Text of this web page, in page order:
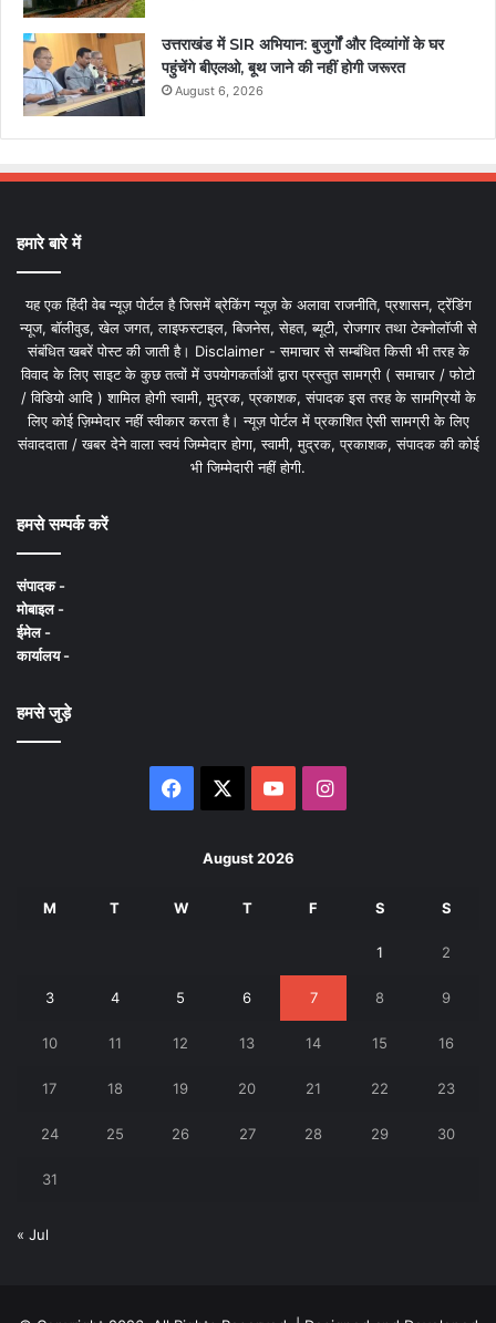
उत्तराखंड में SIR अभियान: बुजुर्गों और दिव्यांगों के घर
पहुंचेंगे बीएलओ, बूथ जाने की नहीं होगी जरूरत
August 6, 2026
हमारे बारे में
यह एक हिंदी वेब न्यूज़ पोर्टल है जिसमें ब्रेकिंग न्यूज़ के अलावा राजनीति, प्रशासन, ट्रेंडिंग
न्यूज, बॉलीवुड, खेल जगत, लाइफस्टाइल, बिजनेस, सेहत, ब्यूटी, रोजगार तथा टेक्नोलॉजी से
संबंधित खबरें पोस्ट की जाती है। Disclaimer - समाचार से सम्बंधित किसी भी तरह के
विवाद के लिए साइट के कुछ तत्वों में उपयोगकर्ताओं द्वारा प्रस्तुत सामग्री ( समाचार / फोटो
/ विडियो आदि ) शामिल होगी स्वामी, मुद्रक, प्रकाशक, संपादक इस तरह के सामग्रियों के
लिए कोई ज़िम्मेदार नहीं स्वीकार करता है। न्यूज़ पोर्टल में प्रकाशित ऐसी सामग्री के लिए
संवाददाता / खबर देने वाला स्वयं जिम्मेदार होगा, स्वामी, मुद्रक, प्रकाशक, संपादक की कोई
भी जिम्मेदारी नहीं होगी.
हमसे सम्पर्क करें
संपादक -
मोबाइल -
ईमेल -
कार्यालय -
हमसे जुड़े
Facebook YouTubeInstagram
August 2026
M T W T F S S
1 2
3 4 5 6 7 8 9
10 11 12 13 14 15 16
17 18 19 20 21 22 23
24 25 26 27 28 29 30
31
« Jul